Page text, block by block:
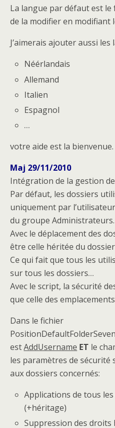
La langue par défaut est le
de la modifier en modifiant
J’aimerais ajouter aussi
Néérlandais
Allemand
Italien
Espagnol
…
votre aide est la bienvenue.
Maj 29/11/2010
Intégration de la gestion
Par défaut, les dossiers
uniquement par
du groupe Administrateurs.
Avec le déplacement des
être celle héritée du
Ce qui fait que tous les
sur tous les dossiers…
Avec le script, la sécurité
que celle des
Dans le fichier
estAddUsername ET le
les paramètres de sécurité
aux dossiers concernés:
Applications de tous
(+héritage)
Suppression des droits